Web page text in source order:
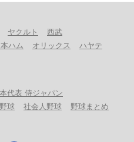
ヤクルト
西武
本ハム オリックス
ハヤテ
代表 侍ジャパン
球 社会人野球 野球まとめ